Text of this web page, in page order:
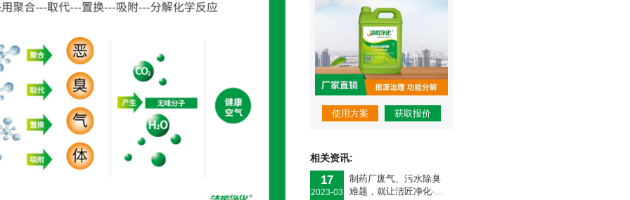
使用方案 获取报价
相关资讯:
17
2023-03
制药厂废气、污水除臭
难题，就让洁匠净化·的